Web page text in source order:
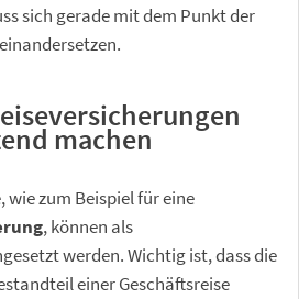
sich gerade mit dem Punkt der
machen
zum Beispiel für eine
, können als
werden. Wichtig ist, dass die
einer Geschäftsreise